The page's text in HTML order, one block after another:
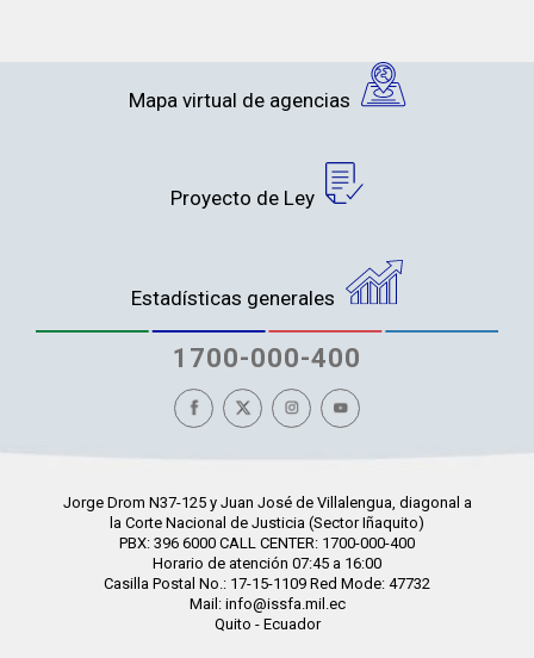
Mapa virtual de agencias
Proyecto de Ley
Estadísticas generales
1700-000-400
Jorge Drom N37-125 y Juan José de Villalengua, diagonal a
la Corte Nacional de Justicia (Sector Iñaquito)
PBX: 396 6000 CALL CENTER: 1700-000-400
Horario de atención 07:45 a 16:00
Casilla Postal No.: 17-15-1109 Red Mode: 47732
Mail: info@issfa.mil.ec
Quito - Ecuador